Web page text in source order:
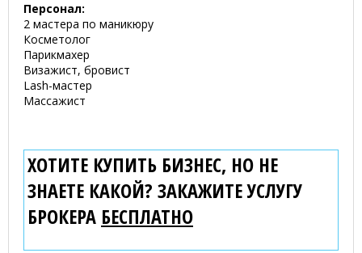
Персонал:
2 мастера по маникюру
Косметолог
Парикмахер
Визажист, бровист
Lash-мастер
Массажист
ХОТИТЕ КУПИТЬ БИЗНЕС, НО НЕ
ЗНАЕТЕ КАКОЙ? ЗАКАЖИТЕ УСЛУГУ
БРОКЕРА БЕСПЛАТНО